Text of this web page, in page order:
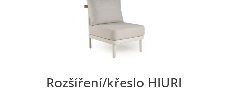
Rozšíření/křeslo HIURI